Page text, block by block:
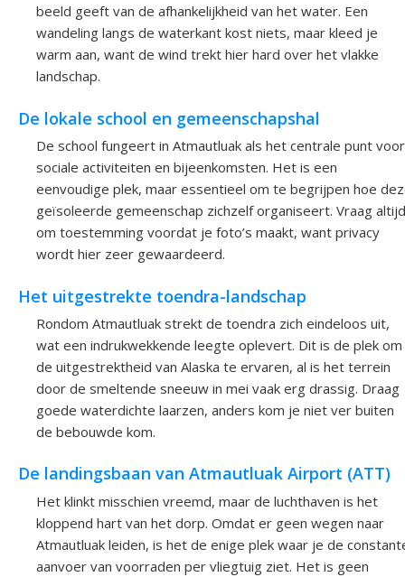
beeld geeft van de afhankelijkheid van het water. Een
wandeling langs de waterkant kost niets, maar kleed je
warm aan, want de wind trekt hier hard over het vlakke
landschap.
De lokale school en gemeenschapshal
De school fungeert in Atmautluak als het centrale punt voor
sociale activiteiten en bijeenkomsten. Het is een
eenvoudige plek, maar essentieel om te begrijpen hoe
geïsoleerde gemeenschap zichzelf organiseert. Vraag altijd
om toestemming voordat je foto’s maakt, want privacy
wordt hier zeer gewaardeerd.
Het uitgestrekte toendra-landschap
Rondom Atmautluak strekt de toendra zich eindeloos uit,
wat een indrukwekkende leegte oplevert. Dit is de plek om
de uitgestrektheid van Alaska te ervaren, al is het terrein
door de smeltende sneeuw in mei vaak erg drassig. Draag
goede waterdichte laarzen, anders kom je niet ver buiten
de bebouwde kom.
De landingsbaan van Atmautluak Airport (ATT)
Het klinkt misschien vreemd, maar de luchthaven is het
kloppend hart van het dorp. Omdat er geen wegen naar
Atmautluak leiden, is het de enige plek waar je de
aanvoer van voorraden per vliegtuig ziet. Het is geen